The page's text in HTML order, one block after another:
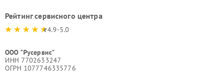
Рейтинг сервисного центра
4.9-5.0
ООО "Русервис"
ИНН 7702633247
ОГРН 1077746335776